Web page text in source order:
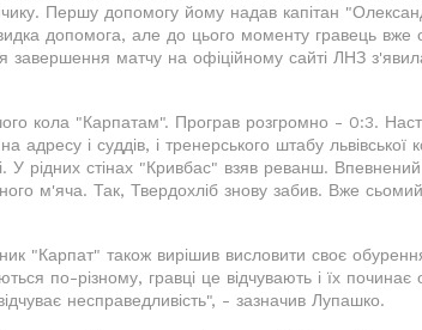
Першу допомогу йому надав капітан
допомога, але до цього моменту гравець вже
завершення матчу на офіційному сайті ЛНЗ
кола "Карпатам". Програв розгромно - 0:3.
адресу і суддів, і тренерського штабу
У рідних стінах "Кривбас" взяв реванш.
м'яча. Так, Твердохліб знову забив. Вже
"Карпат" також вирішив висловити своє
по-різному, гравці це відчувають і їх починає
несправедливість", - зазначив Лупашко.